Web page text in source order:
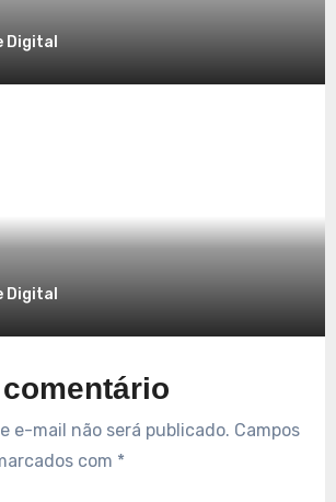
Digital
Digital
e-mail não será publicado. Campos
com *